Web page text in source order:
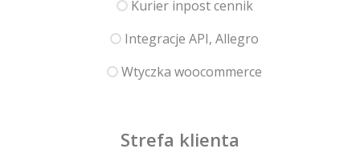
Kurier inpost cennik
Integracje API, Allegro
Wtyczka woocommerce
Strefa klienta